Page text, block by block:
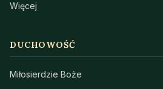
Więcej
DUCHOWOŚĆ
Miłosierdzie Boże